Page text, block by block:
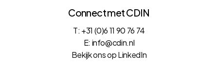
Connect met CDIN
T: +31 (0)6 11 90 76 74
E: info@cdin.nl
Bekijk ons op LinkedIn